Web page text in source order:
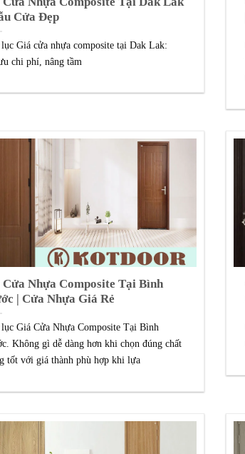
Cửa Đẹp
Giá cửa nhựa composite tại Dak Lak:
chi phí, nâng tầm
Cửa Nhựa Composite Tại Bình
| Cửa Nhựa Giá Rẻ
Giá Cửa Nhựa Composite Tại Bình
Không gì dễ dàng hơn khi chọn đúng chất
tốt với giá thành phù hợp khi lựa